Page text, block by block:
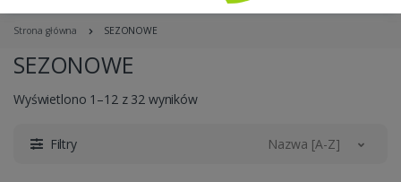
Strona główna SEZONOWE
SEZONOWE
Wyświetlono 1–12 z 32 wyników
Filtry Nazwa [A-Z]